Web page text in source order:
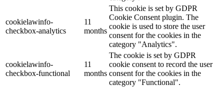
cookielawinfo-
checkbox-analytics
11
months
This cookie is set by GDPR
Cookie Consent plugin. The
cookie is used to store the user
consent for the cookies in the
category "Analytics".
cookielawinfo-
checkbox-functional
11
months
The cookie is set by GDPR
cookie consent to record the user
consent for the cookies in the
category "Functional".